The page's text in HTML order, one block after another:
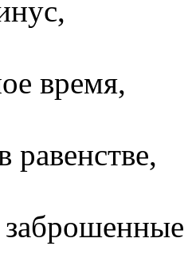
время,